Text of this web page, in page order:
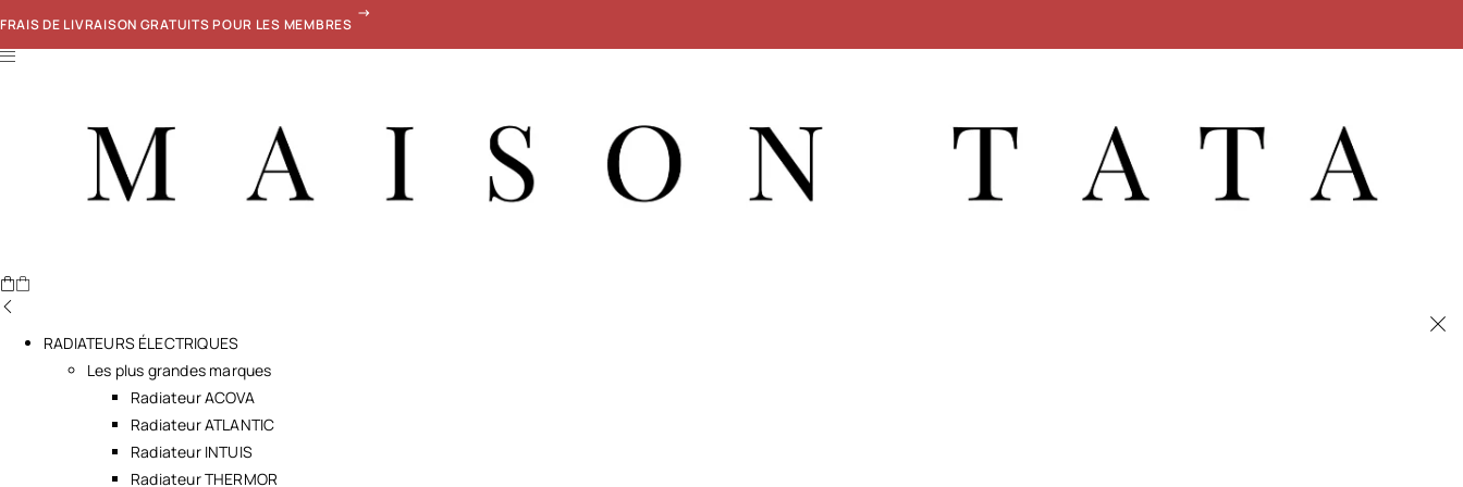
FRAIS DE LIVRAISON GRATUITS POUR LES MEMBRES
RADIATEURS ÉLECTRIQUES
Les plus grandes marques
Radiateur ACOVA
Radiateur ATLANTIC
Radiateur INTUIS
Radiateur THERMOR